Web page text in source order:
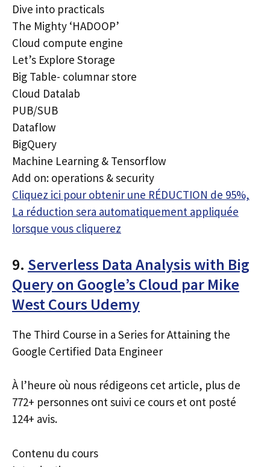
Dive into practicals
The Mighty ‘HADOOP’
Cloud compute engine
Let’s Explore Storage
Big Table- columnar store
Cloud Datalab
PUB/SUB
Dataflow
BigQuery
Machine Learning & Tensorflow
Add on: operations & security
Cliquez ici pour obtenir une RÉDUCTION de 95%,
La réduction sera automatiquement appliquée
lorsque vous cliquerez
9. Serverless Data Analysis with Big
Query on Google’s Cloud par Mike
West Cours Udemy
The Third Course in a Series for Attaining the
Google Certified Data Engineer
À l’heure où nous rédigeons cet article, plus de
772+ personnes ont suivi ce cours et ont posté
124+ avis.
Contenu du cours